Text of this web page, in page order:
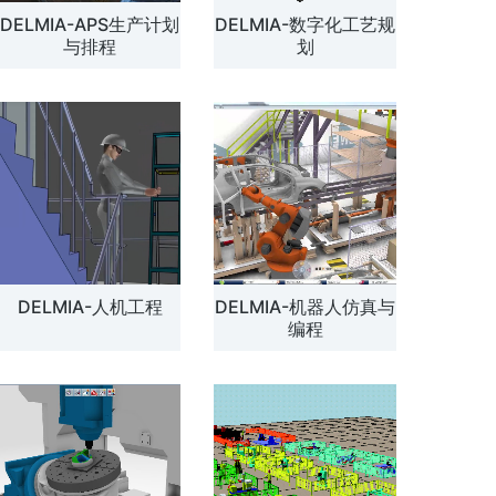
方案
DELMIA-APS生产计划
与排程
DELMIA-数字化工艺规
划
DELMIA-人机工程
DELMIA-机器人仿真与
编程